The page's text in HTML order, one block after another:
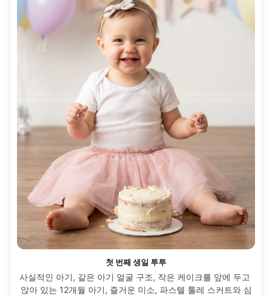
첫 번째 생일 투투
사실적인 아기, 같은 아기 얼굴 구조, 작은 케이크를 앞에 두고
앉아 있는 12개월 아기, 즐거운 미소, 파스텔 툴레 스커트와 심